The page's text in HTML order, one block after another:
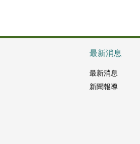
最新消息
最新消息
新聞報導